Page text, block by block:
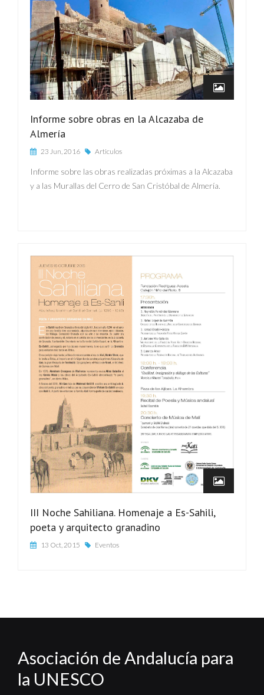
Informe sobre obras en la Alcazaba de
Almería
23 Jun, 2016 Articulos
Informe sobre las obras realizadas próximas a la Alcazaba
y a las Murallas del Cerro de San Cristóbal de Almería.
III Noche Sahiliana. Homenaje a Es-Sahili,
poeta y arquitecto granadino
13 Oct, 2015 Eventos
Asociación de Andalucía para
la UNESCO